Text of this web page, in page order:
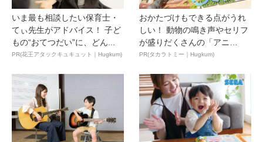
いま最も相談したい保育士・
てぃ先生がアドバイス！ 子ど
もの“おてつだい”に、どん...
PR(花王アタックキュキュット｜Hugkum)
おかたづけもできる点がうれ
しい！ 動物の鳴き声やセリフ
が盛りだくさんの「アニ
ア ...
PR(タカラトミー｜Hugkum)